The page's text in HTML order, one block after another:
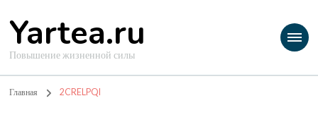
Yartea.ru
Повышение жизненной силы
Главная 2CRELPQI